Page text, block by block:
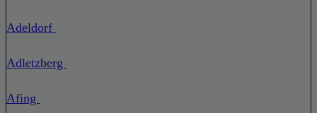
Adeldorf
Adletzberg
Afing